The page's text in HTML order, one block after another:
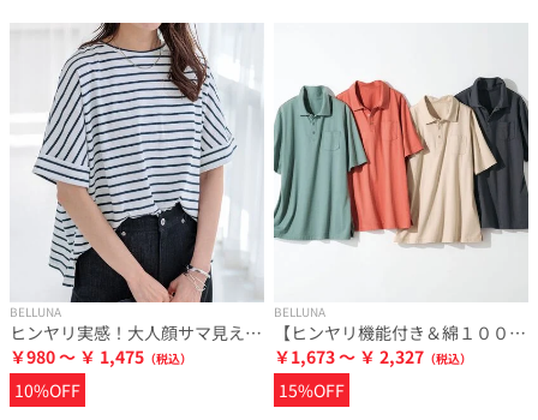
BELLUNA
ヒンヤリ実感！大人顔サマ見えゆったりＴシャツ
￥980 ～ ￥ 1,475
10%OFF
BELLUNA
【ヒンヤリ機能付き＆綿１００％】サマ見えポロチュニック
￥1,673 ～ ￥ 2,327
15%OFF